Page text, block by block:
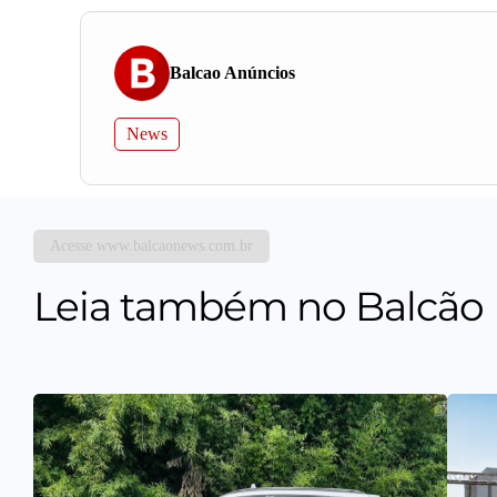
Balcao Anúncios
News
Acesse www.balcaonews.com.br
Leia também no Balcão